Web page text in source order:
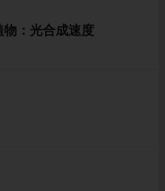
物：光合成速度